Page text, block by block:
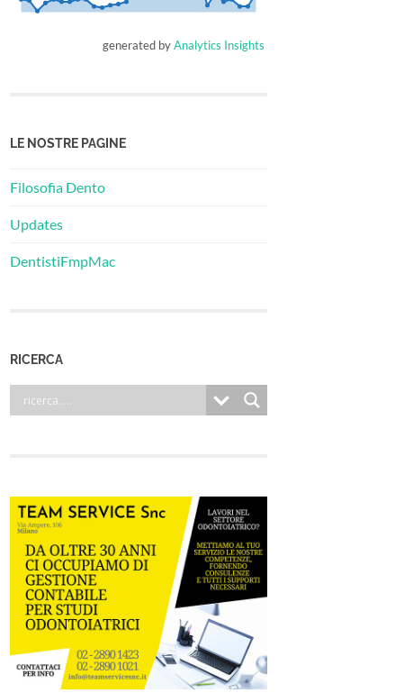
generated byAnalytics Insights
LE NOSTRE PAGINE
Filosofia Dento
Updates
DentistiFmpMac
RICERCA